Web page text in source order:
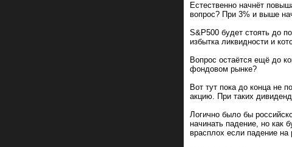
Естественно начнёт
вопрос? При 3% и выше
S&P500 будет стоять до
избытка ликвидности и
Вопрос остаётся ещё до
фондовом рынке?
Вот тут пока до конца не
акцию. При таких
Логично было бы
начинать падение, но как
врасплох если падение